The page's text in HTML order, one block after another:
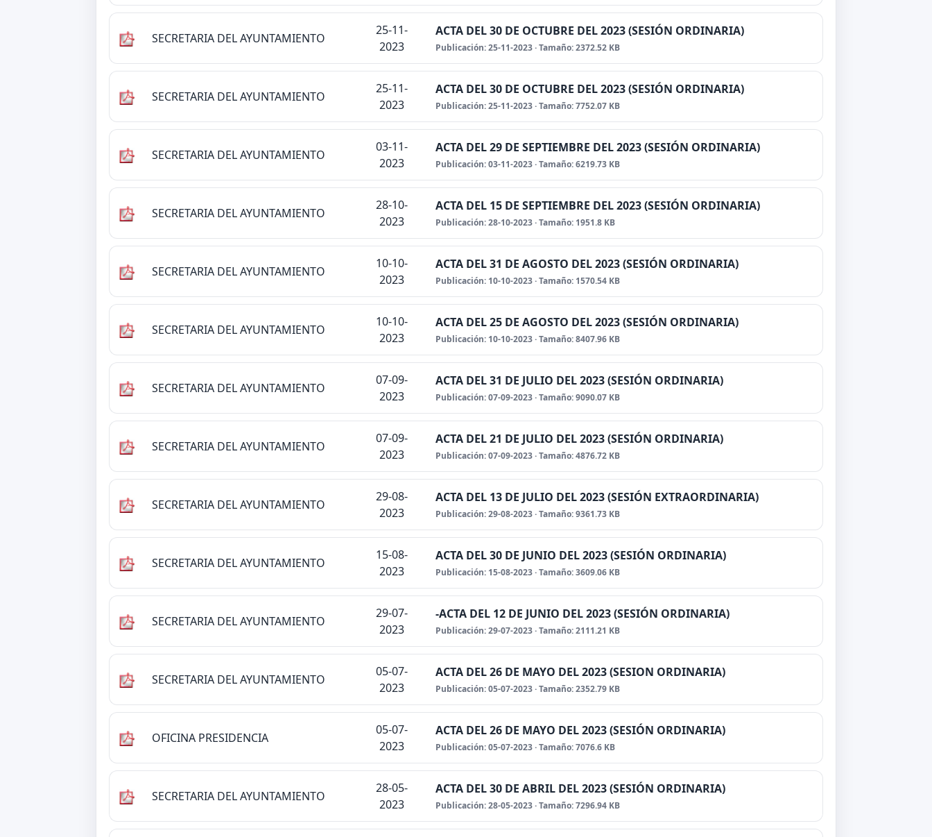
SECRETARIA DEL AYUNTAMIENTO
25-11-
2023
ACTA DEL 30 DE OCTUBRE DEL 2023 (SESIÓN ORDINARIA)
Publicación: 25-11-2023 · Tamaño: 2372.52 KB
SECRETARIA DEL AYUNTAMIENTO
25-11-
2023
ACTA DEL 30 DE OCTUBRE DEL 2023 (SESIÓN ORDINARIA)
Publicación: 25-11-2023 · Tamaño: 7752.07 KB
SECRETARIA DEL AYUNTAMIENTO
03-11-
2023
ACTA DEL 29 DE SEPTIEMBRE DEL 2023 (SESIÓN ORDINARIA)
Publicación: 03-11-2023 · Tamaño: 6219.73 KB
SECRETARIA DEL AYUNTAMIENTO
28-10-
2023
ACTA DEL 15 DE SEPTIEMBRE DEL 2023 (SESIÓN ORDINARIA)
Publicación: 28-10-2023 · Tamaño: 1951.8 KB
SECRETARIA DEL AYUNTAMIENTO
10-10-
2023
ACTA DEL 31 DE AGOSTO DEL 2023 (SESIÓN ORDINARIA)
Publicación: 10-10-2023 · Tamaño: 1570.54 KB
SECRETARIA DEL AYUNTAMIENTO
10-10-
2023
ACTA DEL 25 DE AGOSTO DEL 2023 (SESIÓN ORDINARIA)
Publicación: 10-10-2023 · Tamaño: 8407.96 KB
SECRETARIA DEL AYUNTAMIENTO
07-09-
2023
ACTA DEL 31 DE JULIO DEL 2023 (SESIÓN ORDINARIA)
Publicación: 07-09-2023 · Tamaño: 9090.07 KB
SECRETARIA DEL AYUNTAMIENTO
07-09-
2023
ACTA DEL 21 DE JULIO DEL 2023 (SESIÓN ORDINARIA)
Publicación: 07-09-2023 · Tamaño: 4876.72 KB
SECRETARIA DEL AYUNTAMIENTO
29-08-
2023
ACTA DEL 13 DE JULIO DEL 2023 (SESIÓN EXTRAORDINARIA)
Publicación: 29-08-2023 · Tamaño: 9361.73 KB
SECRETARIA DEL AYUNTAMIENTO
15-08-
2023
ACTA DEL 30 DE JUNIO DEL 2023 (SESIÓN ORDINARIA)
Publicación: 15-08-2023 · Tamaño: 3609.06 KB
SECRETARIA DEL AYUNTAMIENTO
29-07-
2023
-ACTA DEL 12 DE JUNIO DEL 2023 (SESIÓN ORDINARIA)
Publicación: 29-07-2023 · Tamaño: 2111.21 KB
SECRETARIA DEL AYUNTAMIENTO
05-07-
2023
ACTA DEL 26 DE MAYO DEL 2023 (SESION ORDINARIA)
Publicación: 05-07-2023 · Tamaño: 2352.79 KB
OFICINA PRESIDENCIA
05-07-
2023
ACTA DEL 26 DE MAYO DEL 2023 (SESIÓN ORDINARIA)
Publicación: 05-07-2023 · Tamaño: 7076.6 KB
SECRETARIA DEL AYUNTAMIENTO
28-05-
2023
ACTA DEL 30 DE ABRIL DEL 2023 (SESIÓN ORDINARIA)
Publicación: 28-05-2023 · Tamaño: 7296.94 KB